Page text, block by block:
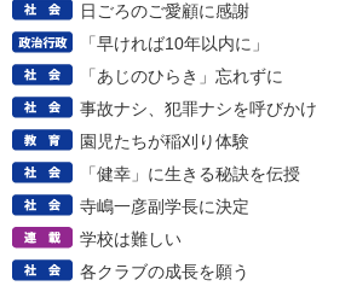
日ごろのご愛顧に感謝
「早ければ10年以内に」
「あじのひらき」忘れずに
事故ナシ、犯罪ナシを呼びかけ
園児たちが稲刈り体験
「健幸」に生きる秘訣を伝授
寺嶋一彦副学長に決定
学校は難しい
各クラブの成長を願う